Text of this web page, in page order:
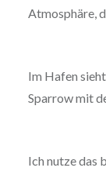
Atmosphäre,
Im Hafen
Sparrow mit
Ich nutze das